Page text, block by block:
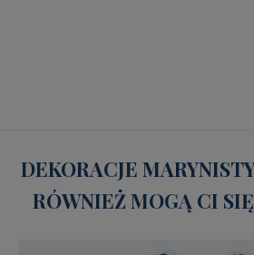
DEKORACJE
RÓWNIEŻ MOGĄ CI